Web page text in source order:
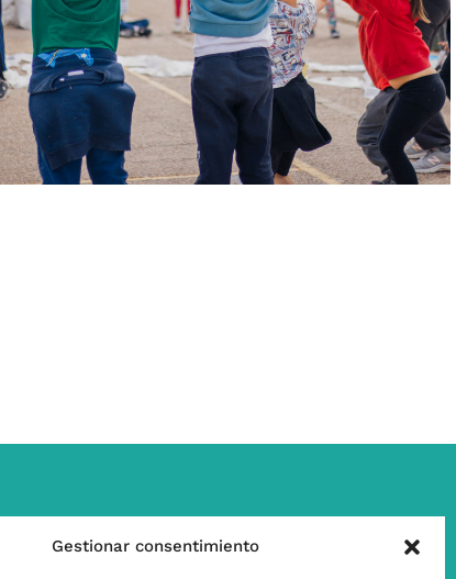
Gestionar consentimiento
Contáctanos